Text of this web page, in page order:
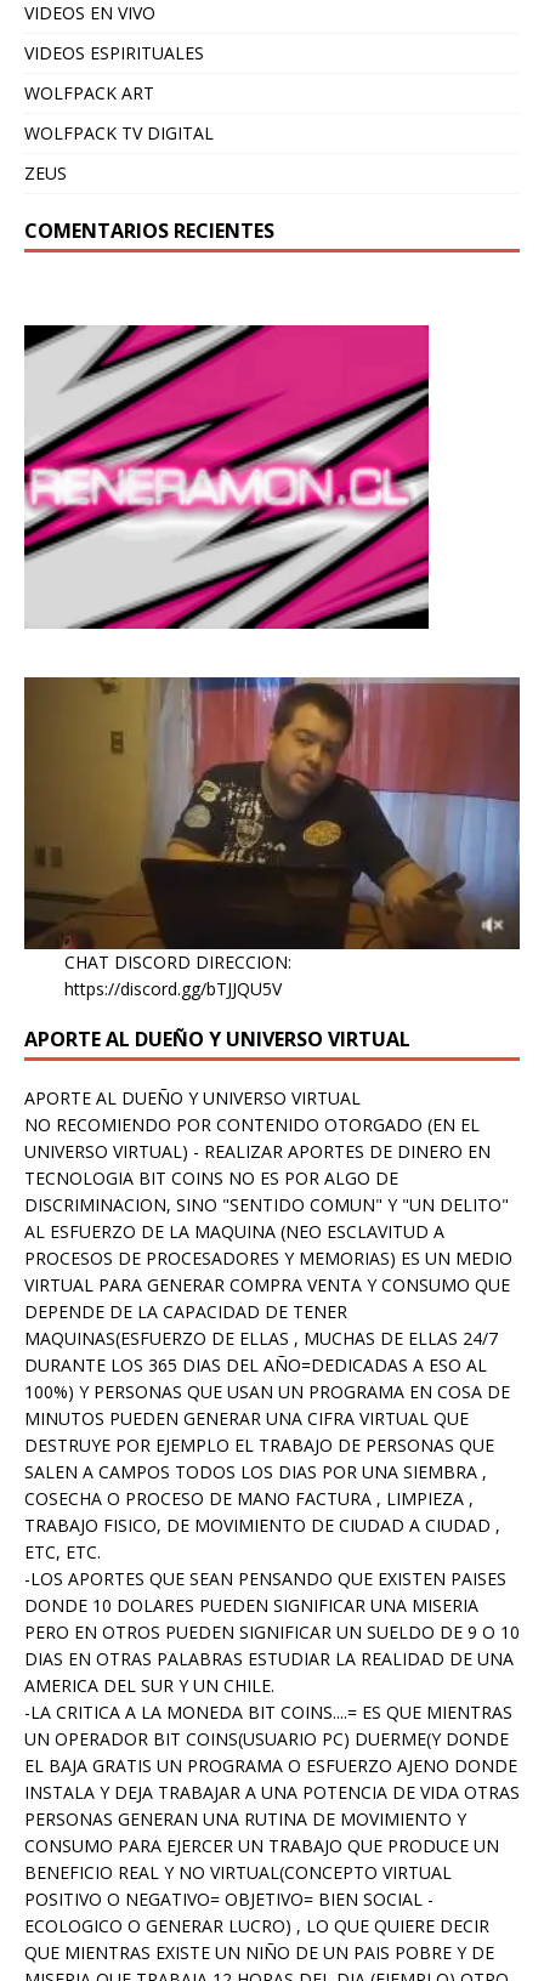
VIDEOS EN VIVO
VIDEOS ESPIRITUALES
WOLFPACK ART
WOLFPACK TV DIGITAL
ZEUS
COMENTARIOS RECIENTES
CHAT DISCORD DIRECCION:
https://discord.gg/bTJJQU5V
APORTE AL DUEÑO Y UNIVERSO VIRTUAL
APORTE AL DUEÑO Y UNIVERSO VIRTUAL
NO RECOMIENDO POR CONTENIDO OTORGADO (EN EL
UNIVERSO VIRTUAL) - REALIZAR APORTES DE DINERO EN
TECNOLOGIA BIT COINS NO ES POR ALGO DE
DISCRIMINACION, SINO "SENTIDO COMUN" Y "UN DELITO"
AL ESFUERZO DE LA MAQUINA (NEO ESCLAVITUD A
PROCESOS DE PROCESADORES Y MEMORIAS) ES UN MEDIO
VIRTUAL PARA GENERAR COMPRA VENTA Y CONSUMO QUE
DEPENDE DE LA CAPACIDAD DE TENER
MAQUINAS(ESFUERZO DE ELLAS , MUCHAS DE ELLAS 24/7
DURANTE LOS 365 DIAS DEL AÑO=DEDICADAS A ESO AL
100%) Y PERSONAS QUE USAN UN PROGRAMA EN COSA DE
MINUTOS PUEDEN GENERAR UNA CIFRA VIRTUAL QUE
DESTRUYE POR EJEMPLO EL TRABAJO DE PERSONAS QUE
SALEN A CAMPOS TODOS LOS DIAS POR UNA SIEMBRA ,
COSECHA O PROCESO DE MANO FACTURA , LIMPIEZA ,
TRABAJO FISICO, DE MOVIMIENTO DE CIUDAD A CIUDAD ,
ETC, ETC.
-LOS APORTES QUE SEAN PENSANDO QUE EXISTEN PAISES
DONDE 10 DOLARES PUEDEN SIGNIFICAR UNA MISERIA
PERO EN OTROS PUEDEN SIGNIFICAR UN SUELDO DE 9 O 10
DIAS EN OTRAS PALABRAS ESTUDIAR LA REALIDAD DE UNA
AMERICA DEL SUR Y UN CHILE.
-LA CRITICA A LA MONEDA BIT COINS....= ES QUE MIENTRAS
UN OPERADOR BIT COINS(USUARIO PC) DUERME(Y DONDE
EL BAJA GRATIS UN PROGRAMA O ESFUERZO AJENO DONDE
INSTALA Y DEJA TRABAJAR A UNA POTENCIA DE VIDA OTRAS
PERSONAS GENERAN UNA RUTINA DE MOVIMIENTO Y
CONSUMO PARA EJERCER UN TRABAJO QUE PRODUCE UN
BENEFICIO REAL Y NO VIRTUAL(CONCEPTO VIRTUAL
POSITIVO O NEGATIVO= OBJETIVO= BIEN SOCIAL -
ECOLOGICO O GENERAR LUCRO) , LO QUE QUIERE DECIR
QUE MIENTRAS EXISTE UN NIÑO DE UN PAIS POBRE Y DE